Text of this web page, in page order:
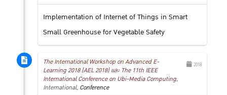
Implementation of Internet of Things in Smart
Small Greenhouse for Vegetable Safety
2018
The International Workshop on Advanced E-
Learning 2018 (AEL 2018) และ The 11th IEEE
International Conference on Ubi-Media Computing,
International, Conference